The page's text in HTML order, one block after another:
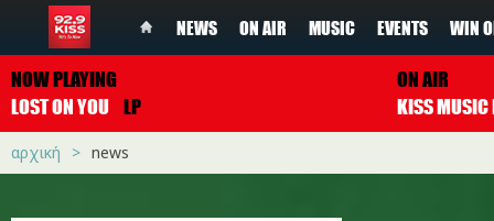
NEWS ON AIR MUSIC EVENTS WIN
NOW PLAYING
LOST ON YOU LP
ON AIR
αρχική news